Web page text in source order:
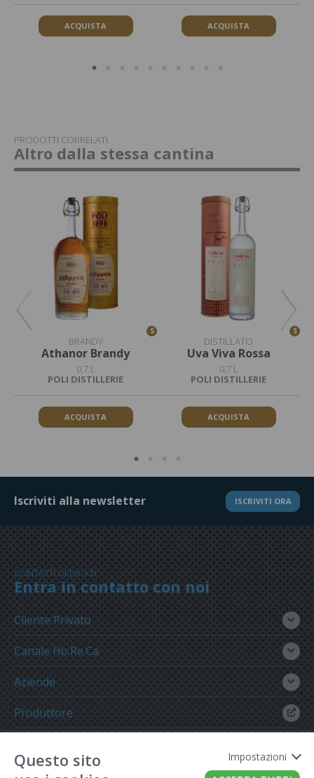
ACQUISTA ACQUISTA
PRODOTTI CORRELATI
Altro dalla stessa cantina
S
BRANDY
Athanor Brandy
0,7 L
POLI DISTILLERIE
ACQUISTA
S
DISTILLATO
Uva Viva Rossa
0,7 L
POLI DISTILLERIE
ACQUISTA
Iscriviti alla newsletter ISCRIVITI ORA
CONTATTI DEDICATI
Entra in contatto con noi
Cliente Privato
Canale Ho.Re.Ca.
Aziende
Produttore
Questo sito
Impostazioni